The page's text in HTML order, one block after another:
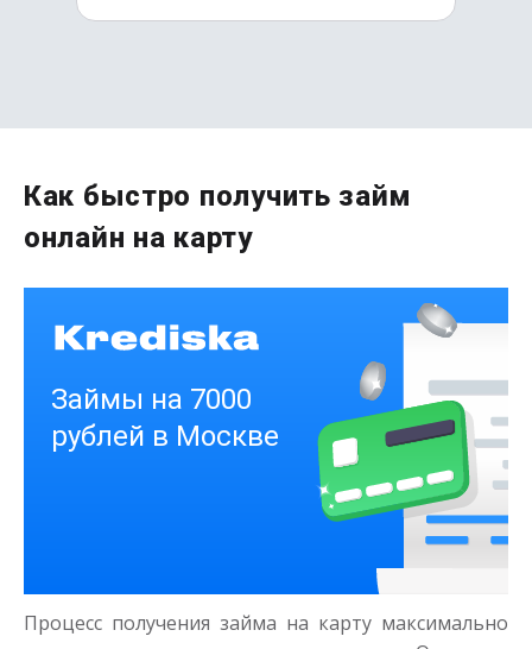
Сумма
Получить
Срок от 1до 21 дня
Как быстро получить займ
онлайн на карту
Процесс получения займа на карту максимально